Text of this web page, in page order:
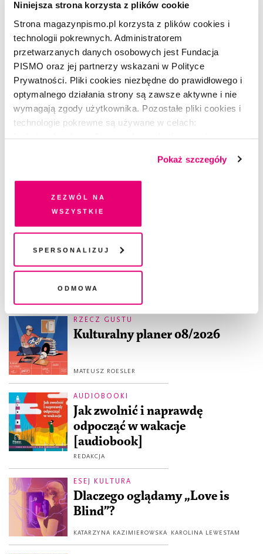
Niniejsza strona korzysta z plików cookie
Strona magazynpismo.pl korzysta z plików cookies i
technologii pokrewnych. Administratorem
przetwarzanych danych osobowych jest Fundacja
PISMO oraz jej partnerzy wskazani w Polityce
Prywatności. Pliki cookies niezbędne do prawidłowego i
optymalnego działania strony są zawsze aktywne i nie
wymagają zgody użytkownika. Pozostałe pliki cookies i
technologie pokrewne są używane w celach:
dobrowolną zgodę na pliki cookies i technologie
pokrewne, zgadzasz się na przechowywanie informacji
na Twoim urządzeniu końcowym lub dostęp do niego i
przetwarzanie danych. Zgodę na wszystkie lub niektóre
chwili wycofać lub ponowić w zakładce "Ustawienia
plików cookie". Wycofanie zgody nie wpływa na
legalność przetwarzania danych przed jej wycofaniem
Pokaż szczegóły
Zezwól na
wszystkie
Spersonalizuj
Odmowa
POLECAMY
Zamów wydanie specjalne
„Wokół miłości”
RZECZ GUSTU
Kulturalny planer 08/2026
MATEUSZ ROESLER
AUDIOBOOKI
Jak zwolnić i naprawdę
odpocząć w wakacje
[audiobook]
REDAKCJA
ESEJ KULTURA
Dlaczego oglądamy „Love is
Blind”?
KATARZYNA KAZIMIEROWSKA KAROLINA LEWESTAM
ŻART OBRAZKOWY
Zalety bujania się w hamaku